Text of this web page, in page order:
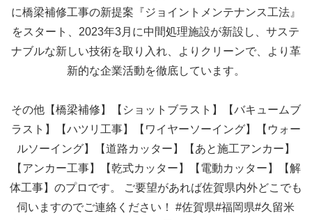
に橋梁補修工事の新提案『ジョイントメンテナンス工法』
をスタート、2023年3月に中間処理施設が新設し、サステ
ナブルな新しい技術を取り入れ、よりクリーンで、より革
新的な企業活動を徹底しています。
その他【橋梁補修】【ショットブラスト】【バキュームブ
ラスト】【ハツリ工事】【ワイヤーソーイング】【ウォー
ルソーイング】【道路カッター】【あと施工アンカー】
【アンカー工事】【乾式カッター】【電動カッター】【解
体工事】のプロです。 ご要望があれば佐賀県内外どこでも
伺いますのでご連絡ください！#佐賀県#福岡県#久留米